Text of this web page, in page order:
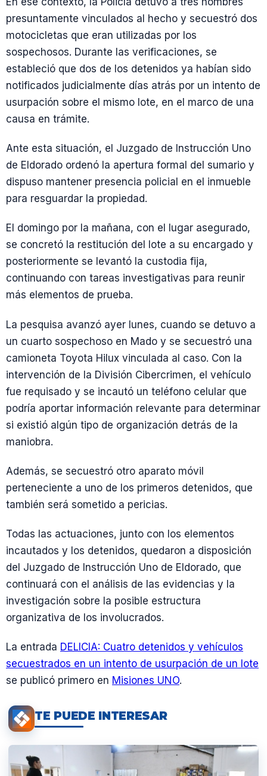
presuntamente vinculados al hecho y secuestró dos
motocicletas que eran utilizadas por los
sospechosos. Durante las verificaciones, se
estableció que dos de los detenidos ya habían sido
notificados judicialmente días atrás por un intento de
usurpación sobre el mismo lote, en el marco de una
causa en trámite.
Ante esta situación, el Juzgado de Instrucción Uno
de Eldorado ordenó la apertura formal del sumario y
dispuso mantener presencia policial en el inmueble
para resguardar la propiedad.
El domingo por la mañana, con el lugar asegurado,
se concretó la restitución del lote a su encargado y
posteriormente se levantó la custodia fija,
continuando con tareas investigativas para reunir
más elementos de prueba.
La pesquisa avanzó ayer lunes, cuando se detuvo a
un cuarto sospechoso en Mado y se secuestró una
camioneta Toyota Hilux vinculada al caso. Con la
intervención de la División Cibercrimen, el vehículo
fue requisado y se incautó un teléfono celular que
podría aportar información relevante para determinar
si existió algún tipo de organización detrás de la
maniobra.
Además, se secuestró otro aparato móvil
perteneciente a uno de los primeros detenidos, que
también será sometido a pericias.
Todas las actuaciones, junto con los elementos
incautados y los detenidos, quedaron a disposición
del Juzgado de Instrucción Uno de Eldorado, que
continuará con el análisis de las evidencias y la
investigación sobre la posible estructura
organizativa de los involucrados.
La entrada DELICIA: Cuatro detenidos y vehículos
secuestrados en un intento de usurpación de un lote
se publicó primero en Misiones UNO.
TE PUEDE INTERESAR